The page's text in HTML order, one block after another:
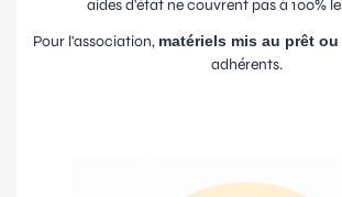
aides d'état ne couvrent pas à 100%
Pour l'association, matériels mis au prêt ou
adhérents.